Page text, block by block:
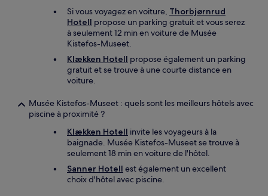
Si vous voyagez en voiture, Thorbjørnrud
Hotell propose un parking gratuit et vous serez
à seulement 12 min en voiture de Musée
Kistefos-Museet.
Klækken Hotell propose également un parking
gratuit et se trouve à une courte distance en
voiture.
Musée Kistefos-Museet : quels sont les meilleurs hôtels avec
piscine à proximité ?
Klækken Hotell invite les voyageurs à la
baignade. Musée Kistefos-Museet se trouve à
seulement 18 min en voiture de l'hôtel.
Sanner Hotell est également un excellent
choix d'hôtel avec piscine.